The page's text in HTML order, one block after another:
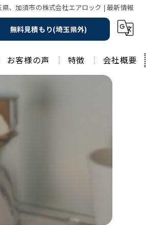
県、加須市の株式会社エアロック | 最新情報
無料見積もり(埼玉県外)
お客様の声 特徴
外壁塗装
会社概要